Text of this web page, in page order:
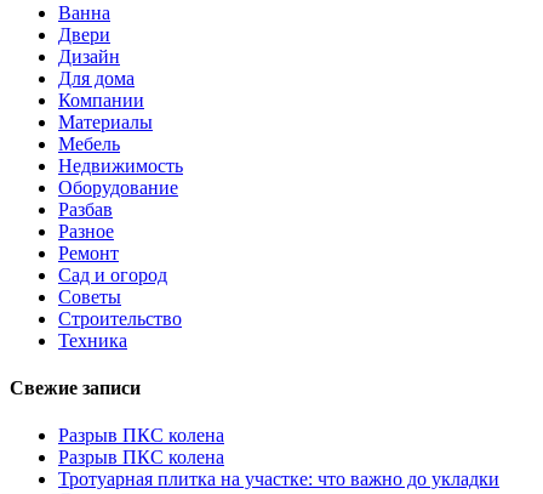
Ванна
Двери
Дизайн
Для дома
Компании
Материалы
Мебель
Недвижимость
Оборудование
Разбав
Разное
Ремонт
Сад и огород
Советы
Строительство
Техника
Свежие записи
Разрыв ПКС колена
Разрыв ПКС колена
Тротуарная плитка на участке: что важно до укладки